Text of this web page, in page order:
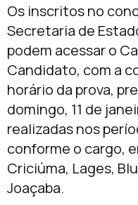
Os inscritos no
Secretaria de
podem acessar o
Candidato, com a
horário da prova,
domingo, 11 de
realizadas nos
conforme o cargo,
Criciúma, Lages,
Joaçaba.